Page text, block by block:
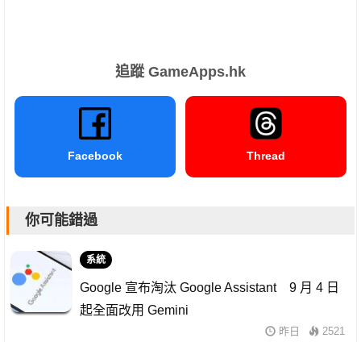
追蹤 GameApps.hk
Facebook Thread
你可能錯過
系統
Google 宣布淘汰 Google Assistant 9 月 4 日
起全面改用 Gemini
昨日 2521